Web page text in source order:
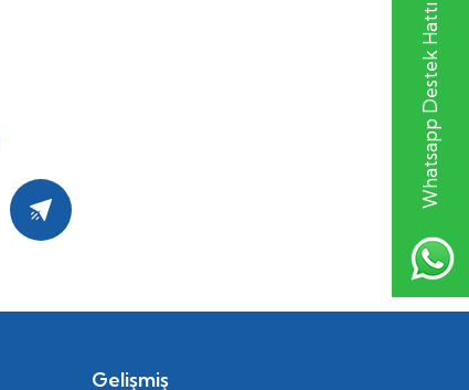
Whatsapp Destek Hattı
Kayıt Ol
Gelişmiş